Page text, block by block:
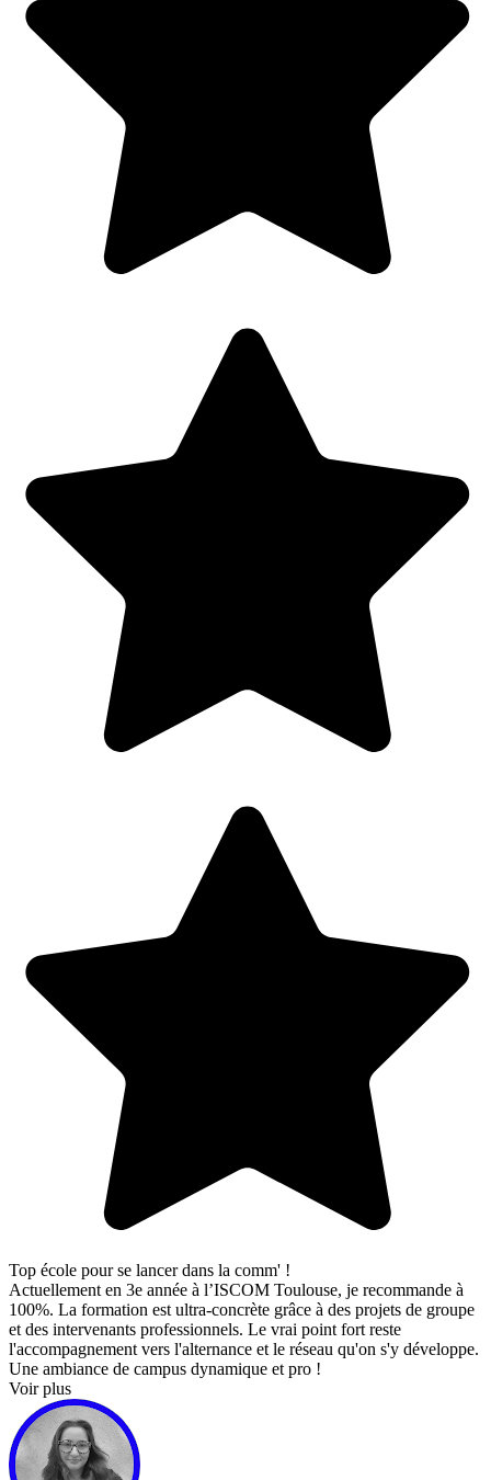
Top école pour se lancer dans la comm' !
Actuellement en 3e année à l’ISCOM Toulouse, je recommande à
100%. La formation est ultra-concrète grâce à des projets de groupe
et des intervenants professionnels. Le vrai point fort reste
l'accompagnement vers l'alternance et le réseau qu'on s'y développe.
Une ambiance de campus dynamique et pro !
Voir plus